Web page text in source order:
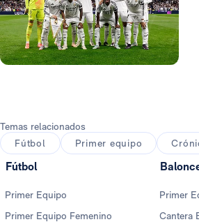
Temas relacionados
Fútbol
Primer equipo
Fútbol
Primer Equipo
Primer Equipo Femenino
Primer
Cantera